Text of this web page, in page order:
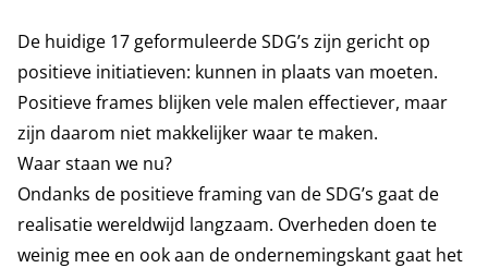
De huidige 17 geformuleerde SDG’s zijn gericht op
positieve initiatieven: kunnen in plaats van moeten.
Positieve frames blijken vele malen effectiever, maar
zijn daarom niet makkelijker waar te maken.
Waar staan we nu?
Ondanks de positieve framing van de SDG’s gaat de
realisatie wereldwijd langzaam. Overheden doen te
weinig mee en ook aan de ondernemingskant gaat het